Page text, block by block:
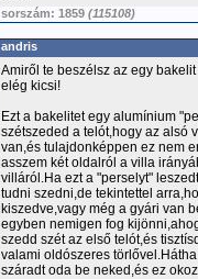
sorszám: 1859 (115108)
andris
Amiről te beszélsz az egy
elég kicsi!
Ezt a bakelitet egy alumínium
szétszeded a telót,hogy az alsó
van,és tulajdonképpen ez nem
asszem két oldalról a villa
villáról.Ha ezt a "perselyt"
tudni szedni,de tekintettel
kiszedve,vagy még a gyári van
egyben nemigen fog
szedd szét az első telót,és
valami oldószeres
száradt oda be neked,és ez